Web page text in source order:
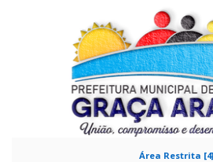
Área Restrita [4]